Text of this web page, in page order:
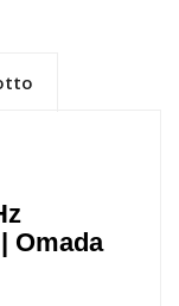
Omada